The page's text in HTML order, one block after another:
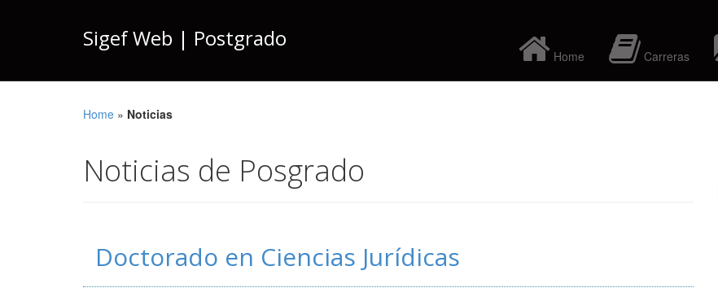
Sigef Web | Postgrado
Home Carreras
Home » Noticias
Noticias de Posgrado
Doctorado en Ciencias Jurídicas